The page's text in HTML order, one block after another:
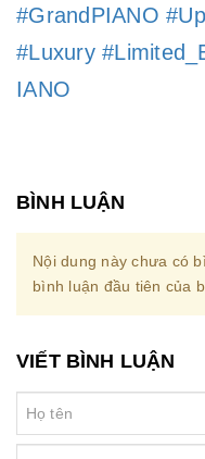
#GrandPIANO
#Luxury
IANO
BÌNH LUẬN
Nội dung này chưa có
bình luận đầu tiên của
VIẾT BÌNH LUẬN